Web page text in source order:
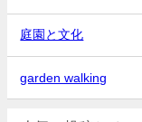
庭園と文化
garden walking